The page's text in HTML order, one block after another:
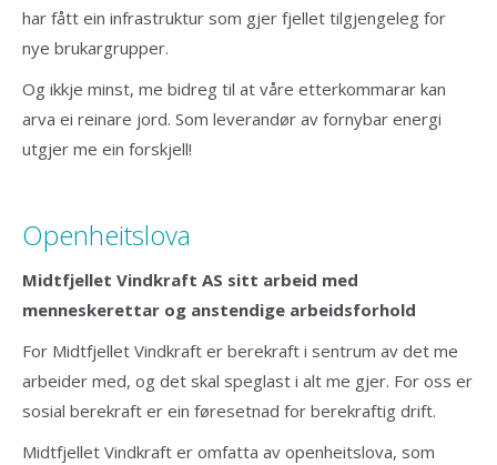
har fått ein infrastruktur som gjer fjellet tilgjengeleg for
nye brukargrupper.
Og ikkje minst, me bidreg til at våre etterkommarar kan
arva ei reinare jord. Som leverandør av fornybar energi
utgjer me ein forskjell!
Openheitslova
Midtfjellet Vindkraft AS sitt arbeid med
menneskerettar og anstendige arbeidsforhold
For Midtfjellet Vindkraft er berekraft i sentrum av det me
arbeider med, og det skal speglast i alt me gjer. For oss er
sosial berekraft er ein føresetnad for berekraftig drift.
Midtfjellet Vindkraft er omfatta av openheitslova, som